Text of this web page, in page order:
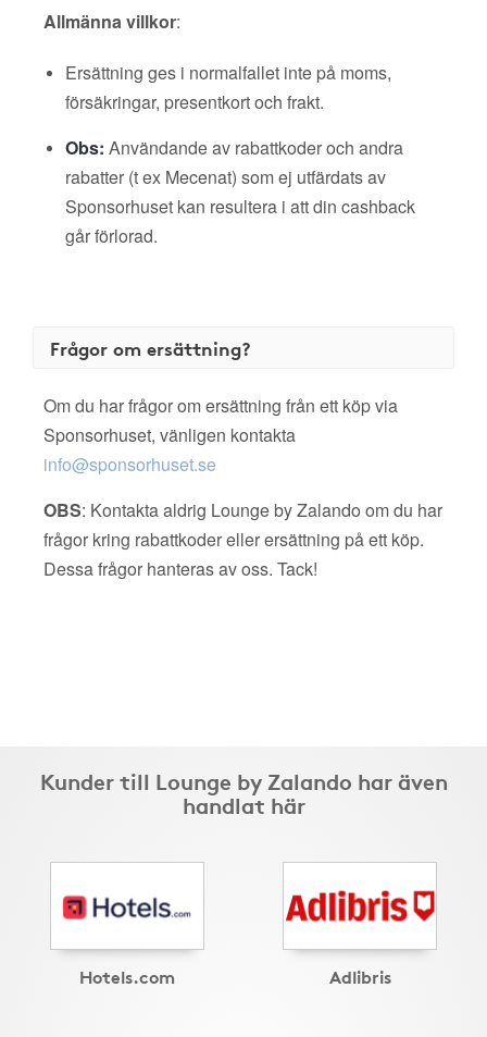
Allmänna villkor:
Ersättning ges i normalfallet inte på moms,
försäkringar, presentkort och frakt.
Obs: Användande av rabattkoder och andra
rabatter (t ex Mecenat) som ej utfärdats av
Sponsorhuset kan resultera i att din cashback
går förlorad.
Frågor om ersättning?
Om du har frågor om ersättning från ett köp via
Sponsorhuset, vänligen kontakta
info@sponsorhuset.se
OBS: Kontakta aldrig Lounge by Zalando om du har
frågor kring rabattkoder eller ersättning på ett köp.
Dessa frågor hanteras av oss. Tack!
Kunder till Lounge by Zalando har även
handlat här
Hotels.com Adlibris